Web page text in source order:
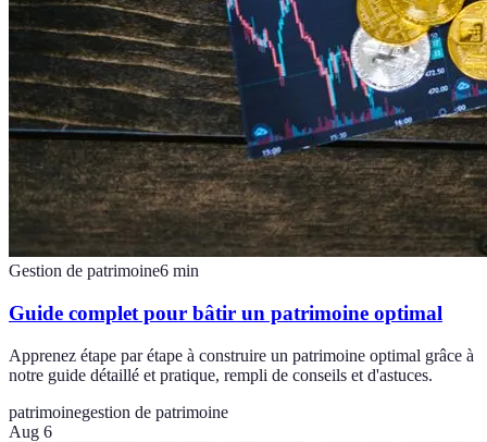
Gestion de patrimoine6 min
Guide complet pour bâtir un patrimoine optimal
Apprenez étape par étape à construire un patrimoine optimal grâce à
notre guide détaillé et pratique, rempli de conseils et d'astuces.
patrimoinegestion de patrimoine
Aug 6